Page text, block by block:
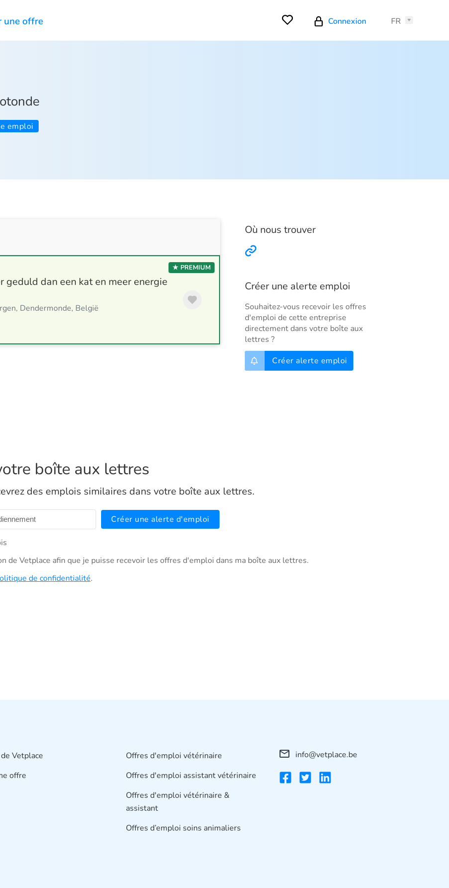
une offre Connexion FR
emploi
★ PREMIUM
geduld dan een kat en meer energie
Dendermonde, België
Où nous trouver
Créer une alerte emploi
Souhaitez-vous recevoir les offres
d'emploi de cette entreprise
directement dans votre boîte aux
lettres ?
Créer alerte emploi
boîte aux lettres
des emplois similaires dans votre boîte aux lettres.
Créer une alerte d'emploi
de Vetplace afin que je puisse recevoir les offres d'emploi dans ma boîte aux lettres.
de confidentialité.
Vetplace
offre
Offres d'emploi vétérinaire
Offres d'emploi assistant vétérinaire
Offres d'emploi vétérinaire &
assistant
Offres d’emploi soins animaliers
info@vetplace.be